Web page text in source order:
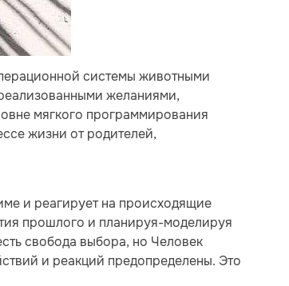
системы животными
желаниями,
мягкого программирования
жизни от родителей,
и реагирует на происходящие
прошлого и планируя-моделируя
cвобода выбора, но Человек
и реакций предопределены. Это